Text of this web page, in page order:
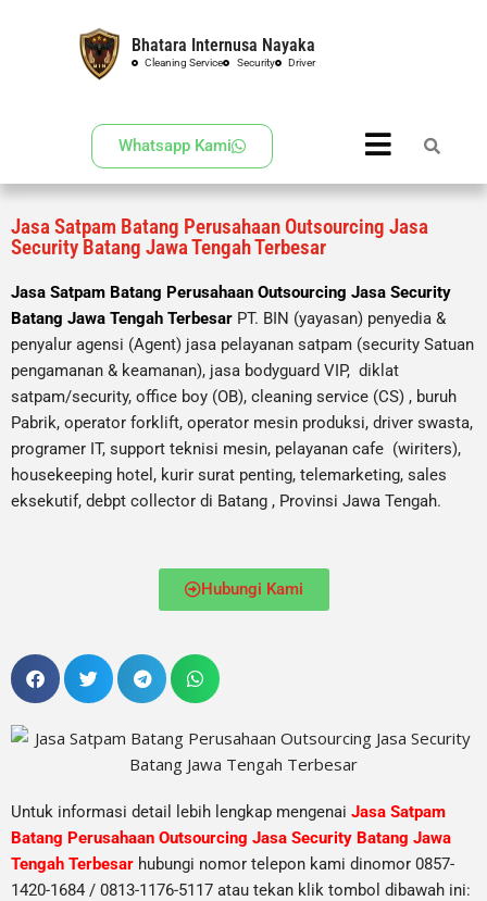
Bhatara Internusa Nayaka
Cleaning Service Security Driver
Whatsapp Kami
Jasa Satpam Batang Perusahaan Outsourcing Jasa
Security Batang Jawa Tengah Terbesar
Jasa Satpam Batang Perusahaan Outsourcing Jasa Security
Batang Jawa Tengah Terbesar PT. BIN (yayasan) penyedia &
penyalur agensi (Agent) jasa pelayanan satpam (security Satuan
pengamanan & keamanan), jasa bodyguard VIP, diklat
satpam/security, office boy (OB), cleaning service (CS) , buruh
Pabrik, operator forklift, operator mesin produksi, driver swasta,
programer IT, support teknisi mesin, pelayanan cafe (wiriters),
housekeeping hotel, kurir surat penting, telemarketing, sales
eksekutif, debpt collector di Batang , Provinsi Jawa Tengah.
Hubungi Kami
Untuk informasi detail lebih lengkap mengenai Jasa Satpam
Batang Perusahaan Outsourcing Jasa Security Batang Jawa
Tengah Terbesar hubungi nomor telepon kami dinomor 0857-
1420-1684 / 0813-1176-5117 atau tekan klik tombol dibawah ini: